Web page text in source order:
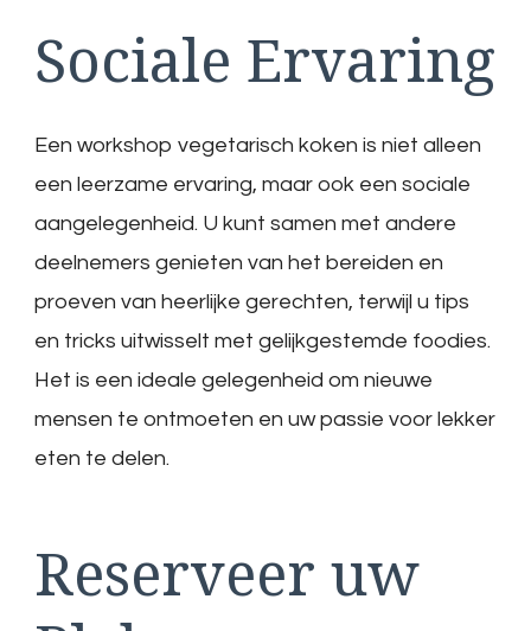
Sociale Ervaring
Een workshop vegetarisch koken is niet alleen
een leerzame ervaring, maar ook een sociale
aangelegenheid. U kunt samen met andere
deelnemers genieten van het bereiden en
proeven van heerlijke gerechten, terwijl u tips
en tricks uitwisselt met gelijkgestemde foodies.
Het is een ideale gelegenheid om nieuwe
mensen te ontmoeten en uw passie voor lekker
eten te delen.
Reserveer uw